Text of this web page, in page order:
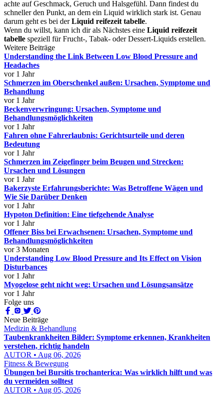
achte auf Geschmack, Geruch und Halsgefühl. Dann findest du
schneller den Punkt, an dem ein Liquid wirklich stark ist. Genau
darum geht es bei derLiquid reifezeit tabelle.
Wenn du willst, kann ich dir als Nächstes eine Liquid reifezeit
tabelle speziell für Frucht-, Tabak- oder Dessert-Liquids erstellen.
Weitere Beiträge
Understanding the Link Between Low Blood Pressure and
Headaches
vor 1 Jahr
Schmerzen im Oberschenkel außen: Ursachen, Symptome und
Behandlung
vor 1 Jahr
Beckenverwringung: Ursachen, Symptome und
Behandlungsmöglichkeiten
vor 1 Jahr
Fahren ohne Fahrerlaubnis: Gerichtsurteile und deren
Bedeutung
vor 1 Jahr
Schmerzen im Zeigefinger beim Beugen und Strecken:
Ursachen und Lösungen
vor 1 Jahr
Bakerzyste Erfahrungsberichte: Was Betroffene Wägen und
Wie Sie Darüber Denken
vor 1 Jahr
Hypoton Definition: Eine tiefgehende Analyse
vor 1 Jahr
Offener Biss bei Erwachsenen: Ursachen, Symptome und
Behandlungsmöglichkeiten
vor 3 Monaten
Understanding Low Blood Pressure and Its Effect on Vision
Disturbances
vor 1 Jahr
Myogelose geht nicht weg: Ursachen und Lösungsansätze
vor 1 Jahr
Folge uns
Neue Beiträge
Medizin & Behandlung
Taubenkrankheiten Bilder: Symptome erkennen, Krankheiten
verstehen, richtig handeln
AUTOR • Aug 06, 2026
Fitness & Bewegung
Übungen bei Bursitis trochanterica: Was wirklich hilft und was
du vermeiden solltest
AUTOR • Aug 05, 2026